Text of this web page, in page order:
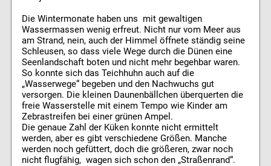
Die Wintermonate haben uns mit gewaltigen
Wassermassen wenig erfreut. Nicht nur vom Meer aus
am Strand, nein, auch der Himmel öffnete ständig seine
Schleusen, so dass viele Wege durch die Dünen eine
Seenlandschaft boten und nicht mehr begehbar waren.
So konnte sich das Teichhuhn auch auf die
„Wasserwege“ begeben und den Nachwuchs gut
versorgen. Die kleinen Daunenbällchen überquerten die
freie Wasserstelle mit einem Tempo wie Kinder am
Zebrastreifen bei einer grünen Ampel.
Die genaue Zahl der Küken konnte nicht ermittelt
werden, aber es gibt verschiedene Größen. Manche
werden noch gefüttert, doch die größeren, zwar noch
nicht flugfähig, wagen sich schon den „Straßenrand“.